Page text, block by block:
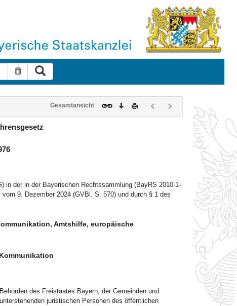
Suche zurücksetzen
Gesamtansicht Download
DruckenVorherigesNächstes
Dokument
(inaktiv)
in der in der Bayerischen Rechtssammlung (BayRS 2010-1-
9. Dezember 2024 (GVBl. S. 570) und durch § 1 des
Amtshilfe, europäische
des Freistaates Bayern, der Gemeinden und
juristischen Personen des öffentlichen